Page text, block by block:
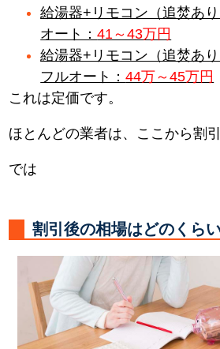
給湯器+リモコン（追焚あり
オート：41～43万円
給湯器+リモコン（追焚あり
フルオート：44万～45万円
これは定価です。
ほとんどの業者は、ここから割
では
割引後の相場はどのくら